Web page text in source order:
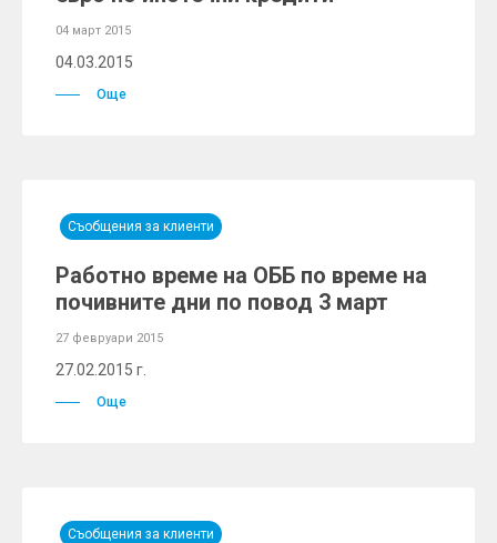
04 март 2015
04.03.2015
Още
Съобщения за клиенти
Работно време на ОББ по време на
почивните дни по повод 3 март
27 февруари 2015
27.02.2015 г.
Още
Съобщения за клиенти